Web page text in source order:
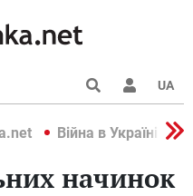
UA
Війна в Україні 2022
начинок